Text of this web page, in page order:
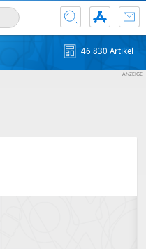
46 830 Artikel